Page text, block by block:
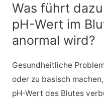
Was führt
pH-Wert im
anormal wird?
Gesundheitliche
oder zu basisch
pH-Wert des Blutes